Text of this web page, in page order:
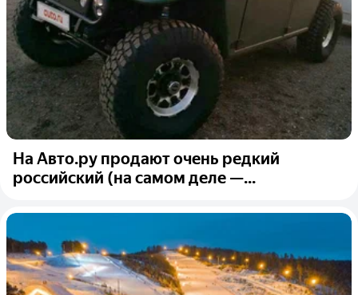
На Авто.ру продают очень редкий
российский (на самом деле —...